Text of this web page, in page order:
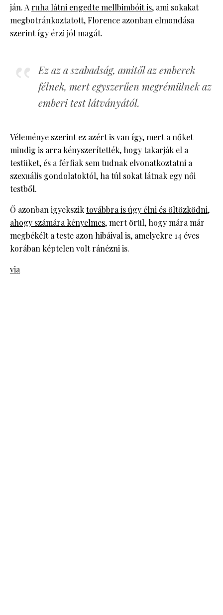
ján. A ruha látni engedte mellbimbóit is, ami sokakat
megbotránkoztatott, Florence azonban elmondása
szerint így érzi jól magát.
Ez az a szabadság, amitől az emberek
félnek, mert egyszerűen megrémülnek az
emberi test látványától.
Véleménye szerint ez azért is van így, mert a nőket
mindig is arra kényszerítették, hogy takarják el a
testüket, és a férfiak sem tudnak elvonatkoztatni a
szexuális gondolatoktól, ha túl sokat látnak egy női
testből.
Ő azonban igyeksziktovábbra is úgy élni és öltözködni,
ahogy számára kényelmes, mert örül, hogy mára már
megbékélt a teste azon hibáival is, amelyekre 14 éves
korában képtelen volt ránézni is.
via